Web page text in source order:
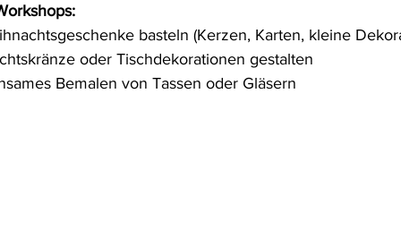
basteln (Kerzen, Karten, kleine
oder Tischdekorationen gestalten
Bemalen von Tassen oder Gläsern